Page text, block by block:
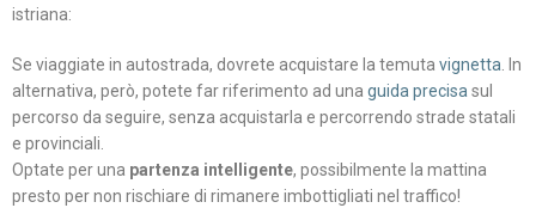
istriana:
Se viaggiate in autostrada, dovrete acquistare la temuta vignetta. In
alternativa, però, potete far riferimento ad una guida precisasul
percorso da seguire, senza acquistarla e percorrendo strade statali
e provinciali.
Optate per una partenza intelligente, possibilmente la mattina
presto per non rischiare di rimanere imbottigliati nel traffico!